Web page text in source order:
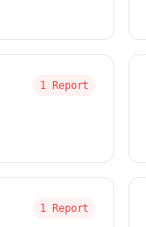
1 Report
1 Report